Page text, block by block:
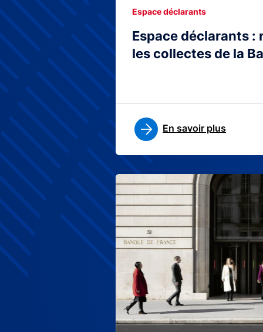
Espace déclarants
les collectes de la
Espace déclarants
En savoir plus